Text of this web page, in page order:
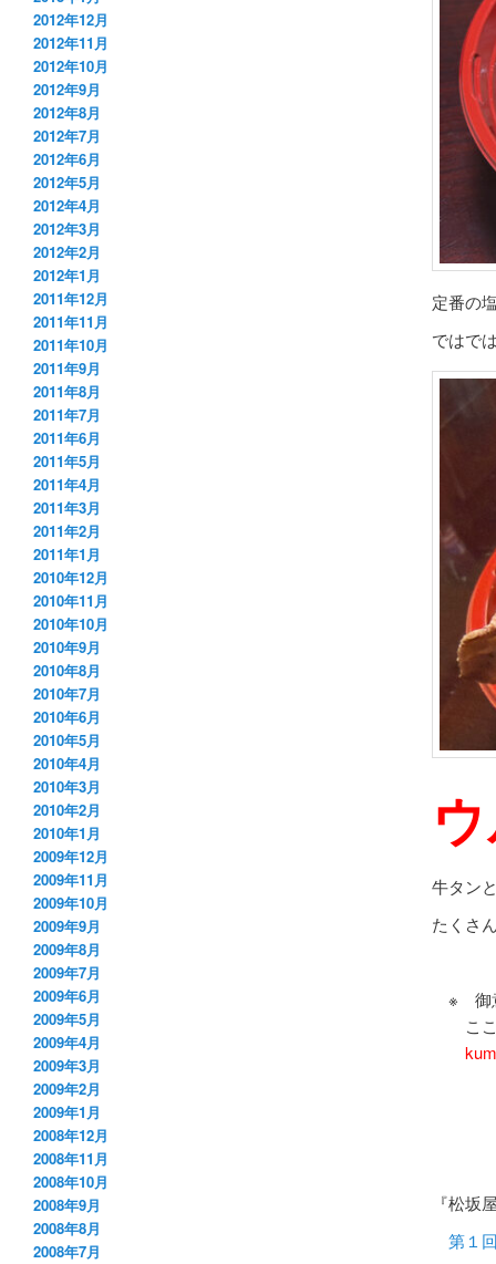
定番の
ではで
牛タン
たくさ
※ 御
ここ
『松坂
第１
2012年12月
2012年11月
2012年10月
2012年9月
2012年8月
2012年7月
2012年6月
2012年5月
2012年4月
2012年3月
2012年2月
2012年1月
2011年12月
2011年11月
2011年10月
2011年9月
2011年8月
2011年7月
2011年6月
2011年5月
2011年4月
2011年3月
2011年2月
2011年1月
2010年12月
2010年11月
2010年10月
2010年9月
2010年8月
2010年7月
2010年6月
2010年5月
2010年4月
2010年3月
2010年2月
2010年1月
2009年12月
2009年11月
2009年10月
2009年9月
2009年8月
2009年7月
2009年6月
2009年5月
2009年4月
2009年3月
2009年2月
2009年1月
2008年12月
2008年11月
2008年10月
2008年9月
2008年8月
2008年7月